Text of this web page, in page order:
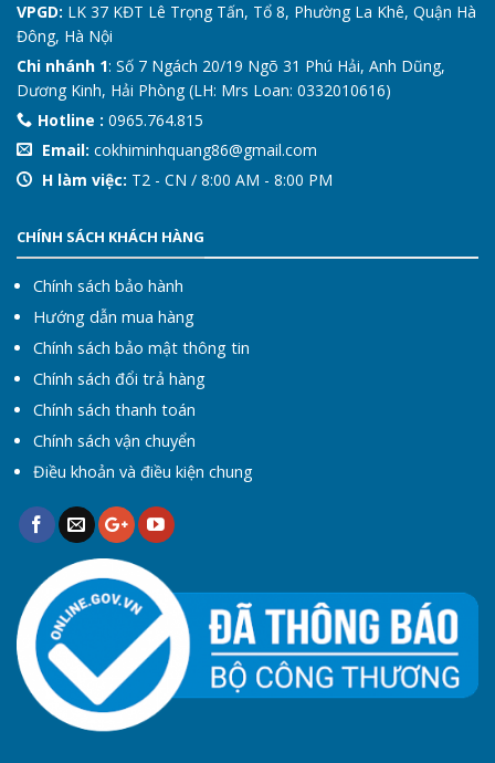
VPGD: LK 37 KĐT Lê Trọng Tấn, Tổ 8, Phường La Khê, Quận Hà
Đông, Hà Nội
Chi nhánh 1: Số 7 Ngách 20/19 Ngõ 31 Phú Hải, Anh Dũng,
Dương Kinh, Hải Phòng (LH: Mrs Loan: 0332010616)
Hotline : 0965.764.815
Email: cokhiminhquang86@gmail.com
H làm việc: T2 - CN / 8:00 AM - 8:00 PM
CHÍNH SÁCH KHÁCH HÀNG
Chính sách bảo hành
Hướng dẫn mua hàng
Chính sách bảo mật thông tin
Chính sách đổi trả hàng
Chính sách thanh toán
Chính sách vận chuyển
Điều khoản và điều kiện chung